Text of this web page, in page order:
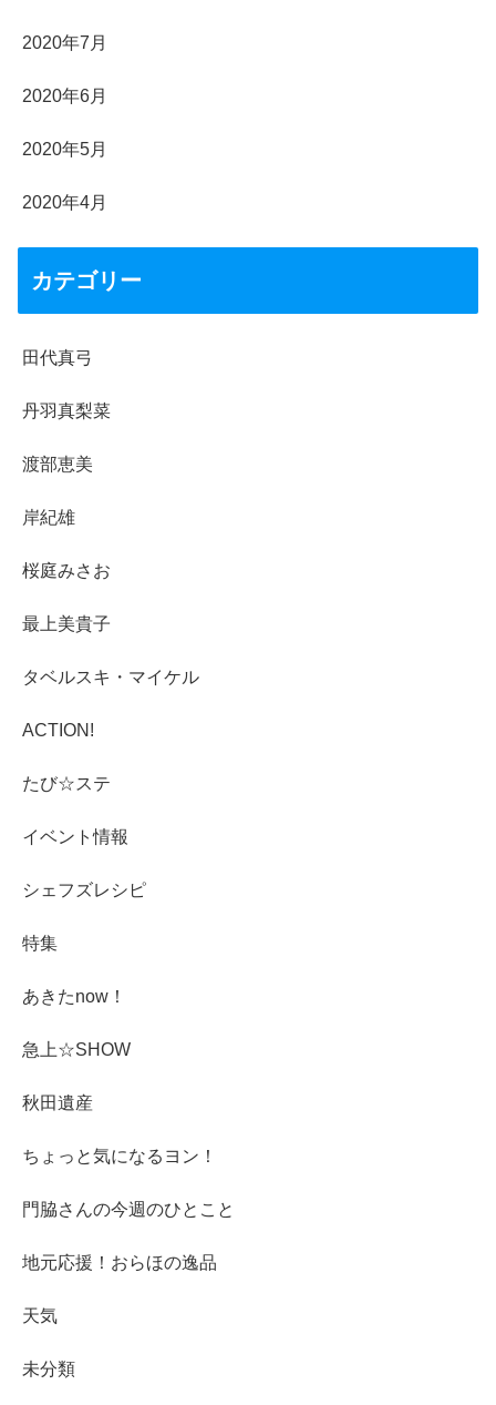
2020年7月
2020年6月
2020年5月
2020年4月
カテゴリー
田代真弓
丹羽真梨菜
渡部恵美
岸紀雄
桜庭みさお
最上美貴子
タベルスキ・マイケル
ACTION!
たび☆ステ
イベント情報
シェフズレシピ
特集
あきたnow！
急上☆SHOW
秋田遺産
ちょっと気になるヨン！
門脇さんの今週のひとこと
地元応援！おらほの逸品
天気
未分類